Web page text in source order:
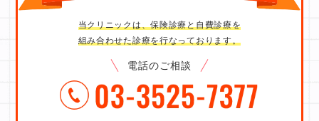
当クリニックは、保険診療と自費診療を
組み合わせた診療を行なっております。
電話のご相談